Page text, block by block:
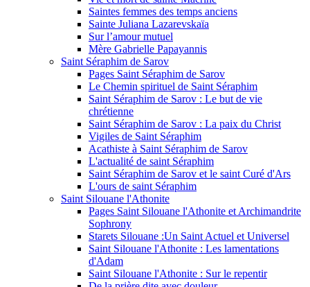
Saintes femmes des temps anciens
Sainte Juliana Lazarevskaïa
Sur l’amour mutuel
Mère Gabrielle Papayannis
Saint Séraphim de Sarov
Pages Saint Séraphim de Sarov
Le Chemin spirituel de Saint Séraphim
Saint Séraphim de Sarov : Le but de vie
chrétienne
Saint Séraphim de Sarov : La paix du Christ
Vigiles de Saint Séraphim
Acathiste à Saint Séraphim de Sarov
L'actualité de saint Séraphim
Saint Séraphim de Sarov et le saint Curé d'Ars
L'ours de saint Séraphim
Saint Silouane l'Athonite
Pages Saint Silouane l'Athonite et Archimandrite
Sophrony
Starets Silouane :Un Saint Actuel et Universel
Saint Silouane l'Athonite : Les lamentations
d'Adam
Saint Silouane l'Athonite : Sur le repentir